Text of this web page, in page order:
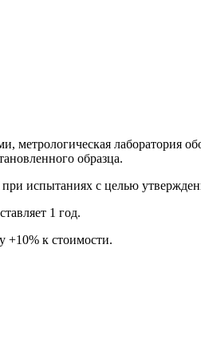
метрологическая лаборатория
образца.
испытаниях с целью
1 год.
+10% к стоимости.